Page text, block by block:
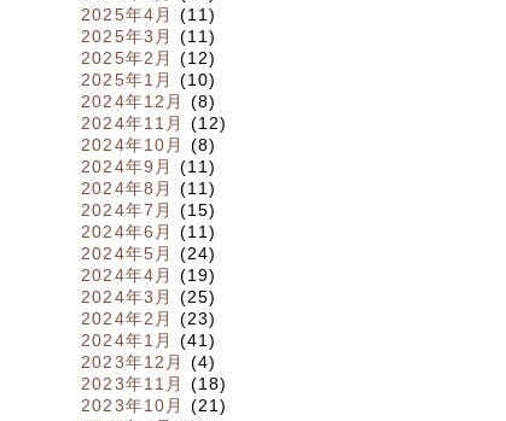
2025年4月
(11)
2025年3月
(11)
2025年2月
(12)
2025年1月
(10)
2024年12月
(8)
2024年11月
(12)
2024年10月
(8)
2024年9月
(11)
2024年8月
(11)
2024年7月
(15)
2024年6月
(11)
2024年5月
(24)
2024年4月
(19)
2024年3月
(25)
2024年2月
(23)
2024年1月
(41)
2023年12月
(4)
2023年11月
(18)
2023年10月
(21)